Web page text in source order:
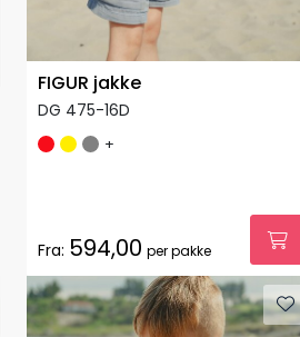
FIGUR jakke
DG 475-16D
+
Fra: 594,00 per pakke